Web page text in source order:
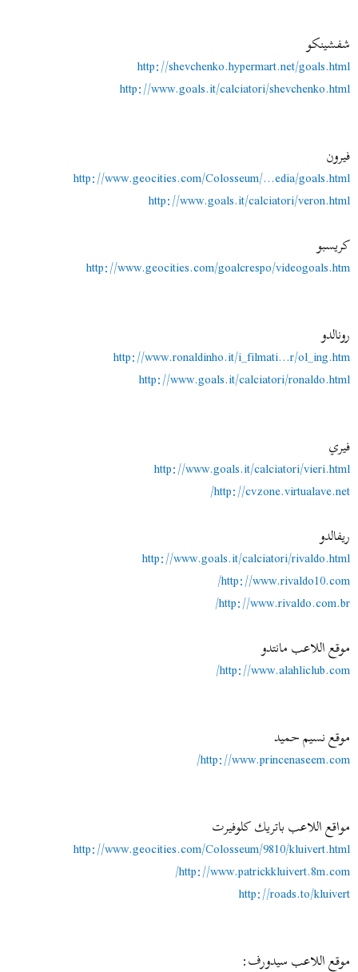
شفشينكو
http://shevchenko.hypermart.net/goals.html
http://www.goals.it/calciatori/shevchenko.html
فيرون
http://www.geocities.com/Colosseum/...edia/goals.html
http://www.goals.it/calciatori/veron.html
كريسبو
http://www.geocities.com/goalcrespo/videogoals.htm
رونالدو
http://www.ronaldinho.it/i_filmati...r/ol_ing.htm
http://www.goals.it/calciatori/ronaldo.html
فيري
http://www.goals.it/calciatori/vieri.html
http://cvzone.virtualave.net/
ريفالدو
http://www.goals.it/calciatori/rivaldo.html
http://www.rivaldo10.com/
http://www.rivaldo.com.br/
موقع اللاعب مانتدو
http://www.alahliclub.com/
موقع نسيم حميد
http://www.princenaseem.com/
مواقع اللاعب باتريك كلوفيرت
http://www.geocities.com/Colosseum/9810/kluivert.html
http://www.patrickkluivert.8m.com/
http://roads.to/kluivert
موقع اللاعب سيدورف: